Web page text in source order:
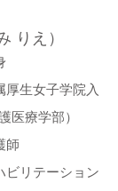
りえ）
厚生女子学院入
医療学部）
師
ビリテーション